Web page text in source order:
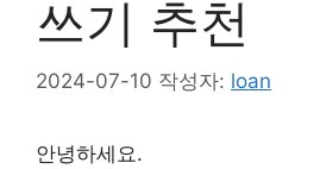
쓰기 추천
2024-07-10 작성자: loan
안녕하세요.